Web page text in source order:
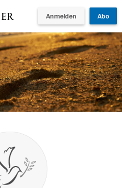
Anmelden Abo